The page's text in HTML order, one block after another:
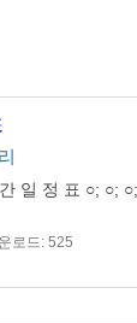
일 정 표 ○; ○;
로드: 525